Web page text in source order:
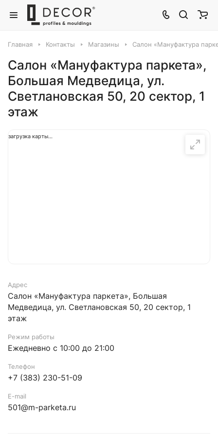
Главная Контакты Магазины Салон «Мануфактура
Салон «Мануфактура паркета»,
Большая Медведица, ул. ​
Светлановская 50, 20 сектор, 1
этаж
Адрес
Салон «Мануфактура паркета», Большая
Медведица, ул. ​Светлановская 50, 20 сектор, 1
этаж
Режим работы
Ежедневно с 10:00 до 21:00
Телефон
+7 (383) 230-51-09
E-mail
501@m-parketa.ru
загрузка карты...